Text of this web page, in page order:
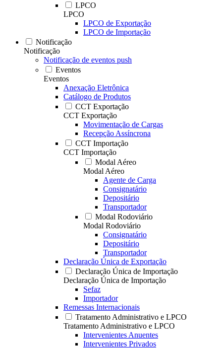
LPCO
LPCO
LPCO de Exportação
LPCO de Importação
Notificação
Notificação
Notificação de eventos push
Eventos
Eventos
Anexação Eletrônica
Catálogo de Produtos
CCT Exportação
CCT Exportação
Movimentação de Cargas
Recepção Assíncrona
CCT Importação
CCT Importação
Modal Aéreo
Modal Aéreo
Agente de Carga
Consignatário
Depositário
Transportador
Modal Rodoviário
Modal Rodoviário
Consignatário
Depositário
Transportador
Declaração Única de Exportação
Declaração Única de Importação
Declaração Única de Importação
Sefaz
Importador
Remessas Internacionais
Tratamento Administrativo e LPCO
Tratamento Administrativo e LPCO
Intervenientes Anuentes
Intervenientes Privados